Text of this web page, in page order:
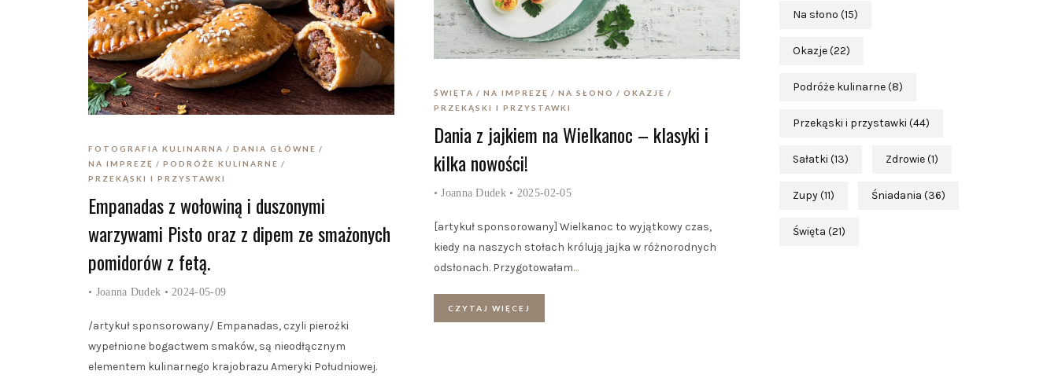
ŚWIĘTA NA IMPREZĘ NA SŁONO
OKAZJE
PRZEKĄSKI I PRZYSTAWKI
Dania z jajkiem na Wielkanoc – klasyki i
kilka nowości!
•Joanna Dudek • 2025-02-05
[artykuł sponsorowany] Wielkanoc to wyjątkowy czas,
kiedy na naszych stołach królują jajka w różnorodnych
odsłonach. Przygotowałam…
CZYTAJ WIĘCEJ
FOTOGRAFIA KULINARNA
DANIA GŁÓWNE
NA IMPREZĘ
PODRÓŻE KULINARNE
PRZEKĄSKI I PRZYSTAWKI
Empanadas z wołowiną i duszonymi
warzywami Pisto oraz z dipem ze smażonych
pomidorów z fetą.
• Joanna Dudek • 2024-05-09
/artykuł sponsorowany/ Empanadas, czyli pierożki
wypełnione bogactwem smaków, są nieodłącznym
elementem kulinarnego krajobrazu Ameryki Południowej.
Na słono (15)
Okazje(22)
Podróże kulinarne(8)
Przekąski i przystawki (44)
Sałatki (13) Zdrowie(1)
Zupy(11) Śniadania (36)
Święta (21)